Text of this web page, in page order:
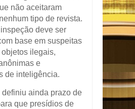
não aceitaram
tipo de revista.
deve ser
base em suspeitas
ilegais,
e
de inteligência.
definiu ainda prazo de
que presídios de